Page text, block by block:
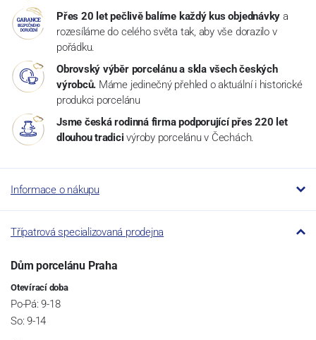
Přes 20 let pečlivě balíme každý kus objednávky a
rozesíláme do celého světa tak, aby vše dorazilo v
pořádku.
Obrovský výběr porcelánu a skla všech českých
výrobců. Máme jedinečný přehled o aktuální i historické
produkci porcelánu
Jsme česká rodinná firma podporující přes 220 let
dlouhou tradici výroby porcelánu v Čechách.
Informace o nákupu
Třípatrová specializovaná prodejna
Dům porcelánu Praha
Otevírací doba
Po-Pá: 9-18
So: 9-14